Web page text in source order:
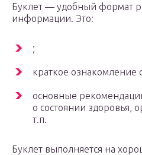
Буклет — удобный формат
информации. Это:
;
краткое ознакомление
основные
о состоянии здоровья,
т.п.
Буклет выполняется на